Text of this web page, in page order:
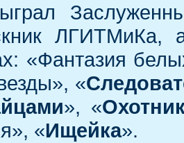
ЛГИТМиКа,
«Фантазия
«
», «
«Ищейка».